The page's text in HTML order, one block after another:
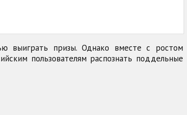
выиграть призы. Однако вместе с ростом
пользователям распознать поддельные